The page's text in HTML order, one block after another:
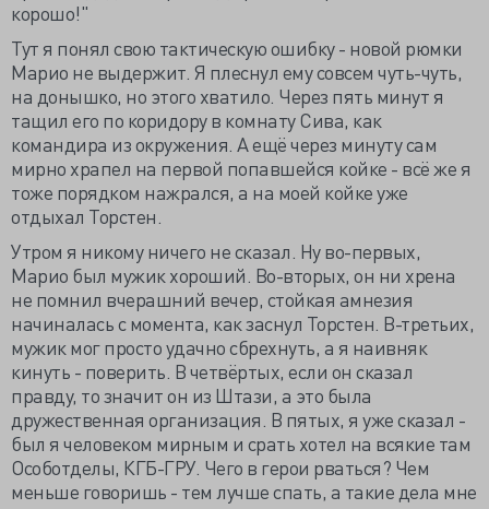
корошо!"
Тут я понял свою тактическую ошибку - новой рюмки
Марио не выдержит. Я плеснул ему совсем чуть-чуть,
на донышко, но этого хватило. Через пять минут я
тащил его по коридору в комнату Сива, как
командира из окружения. А ещё через минуту сам
мирно храпел на первой попавшейся койке - всё же я
тоже порядком нажрался, а на моей койке уже
отдыхал Торстен.
Утром я никому ничего не сказал. Ну во-первых,
Марио был мужик хороший. Во-вторых, он ни хрена
не помнил вчерашний вечер, стойкая амнезия
начиналась с момента, как заснул Торстен. В-третьих,
мужик мог просто удачно сбрехнуть, а я наивняк
кинуть - поверить. В четвёртых, если он сказал
правду, то значит он из Штази, а это была
дружественная организация. В пятых, я уже сказал -
был я человеком мирным и срать хотел на всякие там
Особотделы, КГБ-ГРУ. Чего в герои рваться? Чем
меньше говоришь - тем лучше спать, а такие дела мне